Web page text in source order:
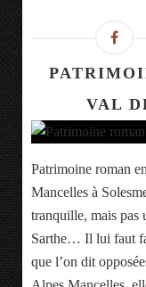
VAL
Patrimoine roman
Mancelles à
tranquille, mais pas
Sarthe… Il lui faut
que l’on dit